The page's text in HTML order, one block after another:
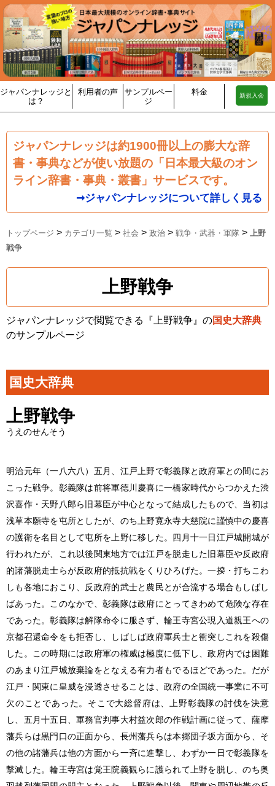
ジャパンナレッジと
は？
利用者の声
サンプルペー
ジ
料金 新規入会
ジャパンナレッジは約1900冊以上の膨大な辞
書・事典などが使い放題の「日本最大級のオン
ライン辞書・事典・叢書」サービスです。
➞ジャパンナレッジについて詳しく見る
トップページ > カテゴリ一覧 > 社会 > 政治 > 戦争・武器・軍隊 >
上野
戦争
上野戦争
ジャパンナレッジで閲覧できる『上野戦争』の国史大辞典
のサンプルページ
国史大辞典
上野戦争
うえのせんそう
明治元年（一八六八）五月、江戸上野で彰義隊と政府軍との間にお
こった戦争。彰義隊は前将軍徳川慶喜に一橋家時代からつかえた渋
沢喜作・天野八郎ら旧幕臣が中心となって結成したもので、当初は
浅草本願寺を屯所としたが、のち上野寛永寺大慈院に謹慎中の慶喜
の護衛を名目として屯所を上野に移した。四月十一日江戸城開城が
行われたが、これ以後関東地方では江戸を脱走した旧幕臣や反政府
的諸藩脱走士らが反政府的抵抗戦をくりひろげた。一揆・打ちこわ
しも各地におこり、反政府的武士と農民とが合流する場合もしばし
ばあった。このなかで、彰義隊は政府にとってきわめて危険な存在
であった。彰義隊は解隊命令に服さず、輪王寺宮公現入道親王への
京都召還命令をも拒否し、しばしば政府軍兵士と衝突しこれを殺傷
した。この時期には政府軍の権威は極度に低下し、政府内では困難
のあまり江戸城放棄論をとなえる有力者もでるほどであった。だが
江戸・関東に皇威を浸透させることは、政府の全国統一事業に不可
欠のことであった。そこで大総督府は、上野彰義隊の討伐を決意
し、五月十五日、軍務官判事大村益次郎の作戦計画に従って、薩摩
藩兵らは黒門口の正面から、長州藩兵らは本郷団子坂方面から、そ
の他の諸藩兵は他の方面から一斉に進撃し、わずか一日で彰義隊を
撃滅した。輪王寺宮は覚王院義観らに護られて上野を脱し、のち奥